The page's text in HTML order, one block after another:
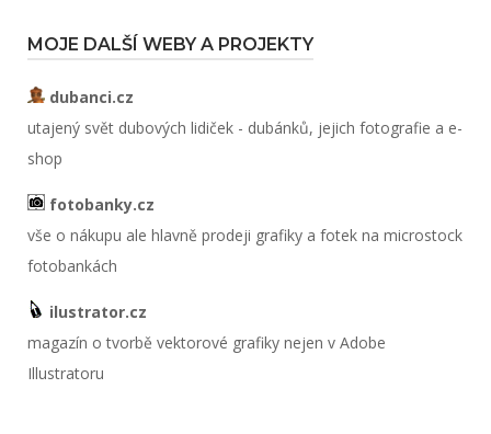
MOJE DALŠÍ WEBY A PROJEKTY
dubanci.cz
utajený svět dubových lidiček - dubánků, jejich fotografie a e-
shop
fotobanky.cz
vše o nákupu ale hlavně prodeji grafiky a fotek na microstock
fotobankách
ilustrator.cz
magazín o tvorbě vektorové grafiky nejen v Adobe
Illustratoru